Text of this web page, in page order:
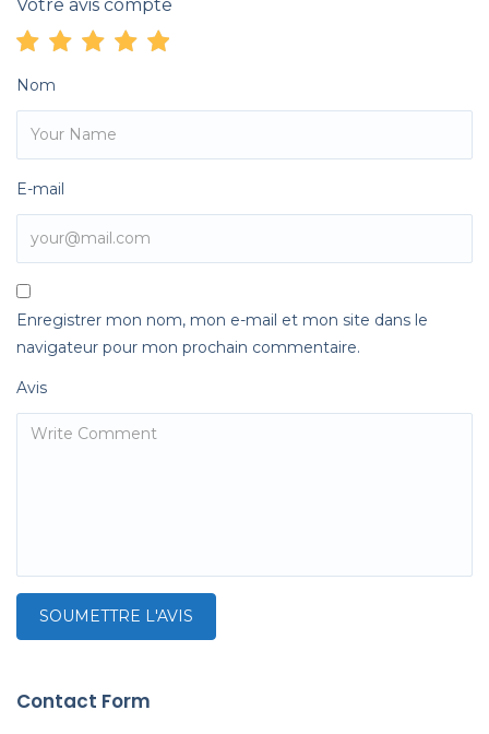
Votre avis compte
Nom
E-mail
Enregistrer mon nom, mon e-mail et mon site dans le
navigateur pour mon prochain commentaire.
Avis
Contact Form